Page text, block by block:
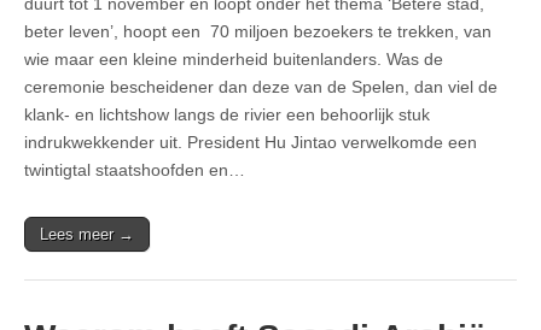
beter leven’, hoopt een 70 miljoen bezoekers te trekken, van
wie maar een kleine minderheid buitenlanders. Was de
ceremonie bescheidener dan deze van de Spelen, dan viel de
klank- en lichtshow langs de rivier een behoorlijk stuk
indrukwekkender uit. President Hu Jintao verwelkomde een
twintigtal staatshoofden en…
Lees meer →